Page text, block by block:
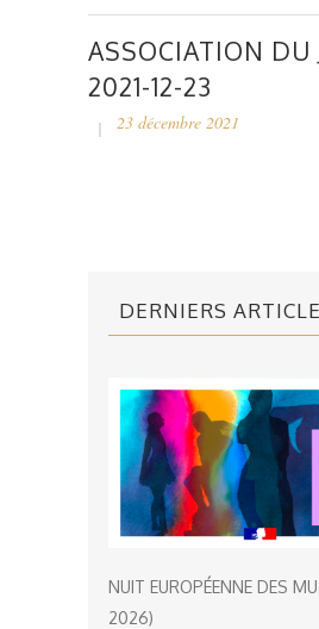
ASSOCIATION DU
2021-12-23
23 décembre 2021
DERNIERS
NUIT EUROPÉENNE DES
2026)